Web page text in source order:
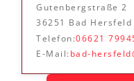
Gutenbergstraße 2
36251 Bad Hersfeld
Telefon:06621
E-Mail: bad-